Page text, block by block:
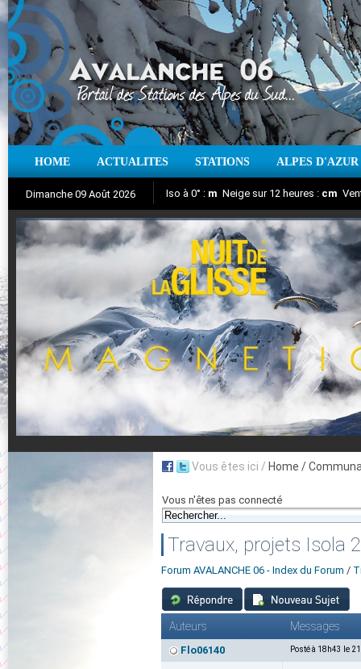
HOME ACTUALITES STATIONS ALPES D'AZUR
Dimanche 09 Août 2026
Aujourd'hui : T° Min : °C T° Max :°C
Iso à 0° : m Neige sur 12 heures : cm
Suivez en direct l'actualité des stations
Nuit de la Glisse 2018
Vous êtes ici / Home /
Vous n'êtes pas connecté
Travaux, projets Isola
Forum AVALANCHE 06 - Index du Forum /
Auteurs Messages
Flo06140 Posté à 18h43 le